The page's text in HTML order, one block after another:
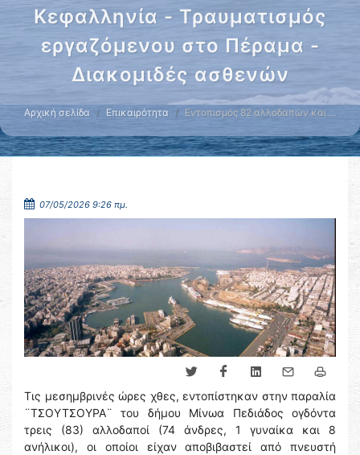
Κεφαλληνία - Τραυματισμός
εργαζόμενου στο Πέραμα -
Διακομιδές ασθενών
Αρχική σελίδα Επικαιρότητα Εντοπισμός 82 αλλοδαπών και …
07/05/2026 9:26 πμ.
Τις μεσημβρινές ώρες χθες, εντοπίστηκαν στην παραλία
¨ΤΣΟΥΤΣΟΥΡΑ¨ του δήμου Μίνωα Πεδιάδος ογδόντα
τρεις (83) αλλοδαποί (74 άνδρες, 1 γυναίκα και 8
ανήλικοι), οι οποίοι είχαν αποβιβαστεί από πνευστή